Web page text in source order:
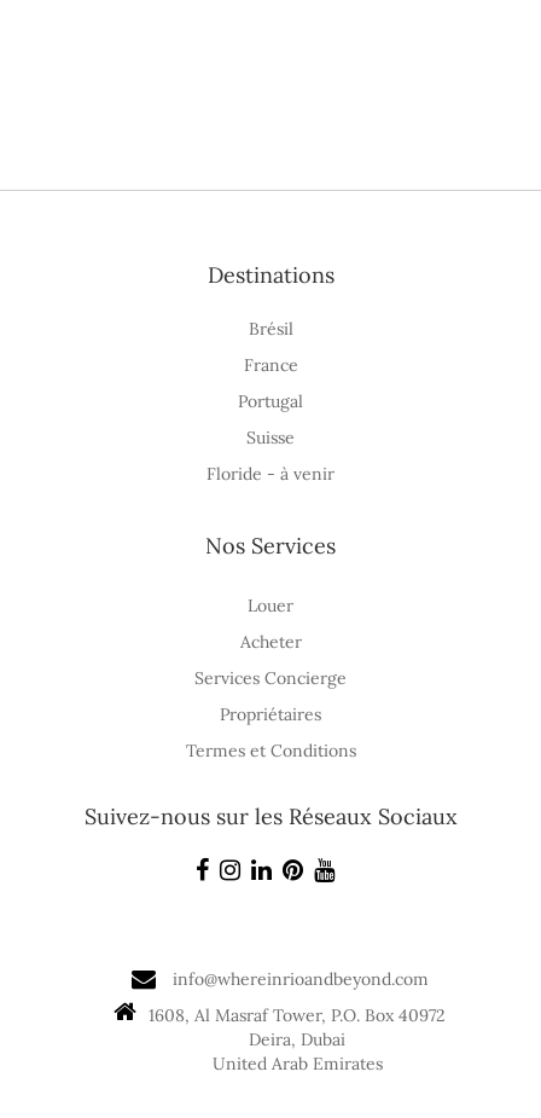
Destinations
Brésil
France
Portugal
Suisse
Floride - à venir
Nos Services
Louer
Acheter
Services Concierge
Propriétaires
Termes et Conditions
Suivez-nous sur les Réseaux Sociaux
info@whereinrioandbeyond.com
1608, Al Masraf Tower, P.O. Box 40972
Deira, Dubai
United Arab Emirates